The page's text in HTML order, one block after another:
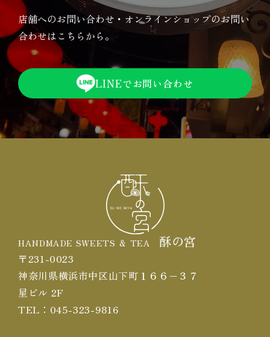
店舗へのお問い合わせ・オンラインショップのお問い
合わせはこちらから。
LINEでお問い合わせ
HANDMADE SWEETS ＆ TEA 酥の宮
〒231-0023
神奈川県横浜市中区山下町１６６−３７
星ビル 2F
TEL： 045-323-9816